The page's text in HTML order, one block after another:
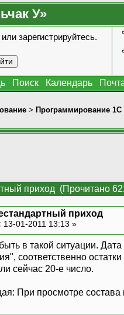
У»
или зарегистрируйтесь.
Поиск Календарь
> Программирование 1С
приход (Прочитано
приход
13-01-2011 13:13 »
в такой ситуации.
соответственно
сейчас 20-е число.
При просмотре состава